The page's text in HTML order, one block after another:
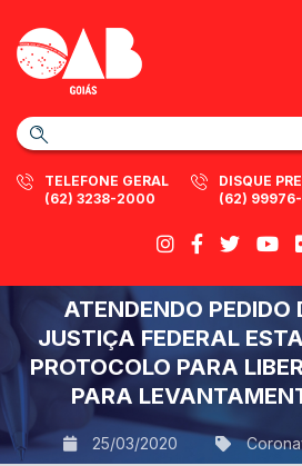
TELEFONE GERAL
(62) 3238-2000
DISQUE
(62)
ATENDENDO PEDIDO
JUSTIÇA FEDERAL
PROTOCOLO PARA
PARA
25/03/2020